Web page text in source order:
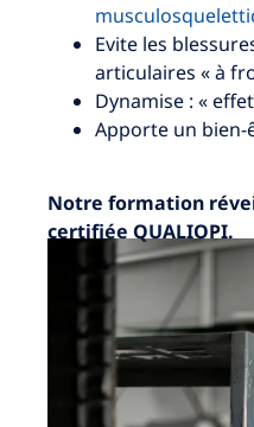
Evite les
articulaires « à
Dynamise : «
Apporte un
Notre formation
certifiée QUALIOPI.